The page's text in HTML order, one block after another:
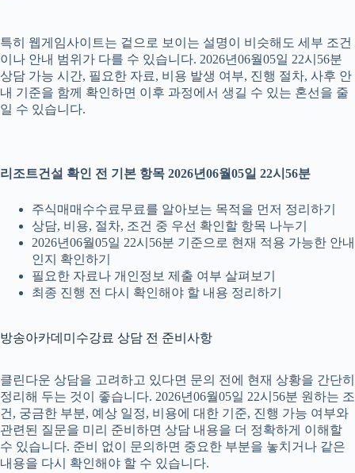
특히 웹게임사이트는 겉으로 보이는 설명이 비슷해도 세부 조건
이나 안내 범위가 다를 수 있습니다. 2026년06월05일 22시56분
상담 가능 시간, 필요한 자료, 비용 발생 여부, 진행 절차, 사후 안
내 기준을 함께 확인하면 이후 과정에서 생길 수 있는 혼선을 줄
일 수 있습니다.
리조트건설 확인 전 기본 항목 2026년06월05일 22시56분
주식매매수수료무료를 알아보는 목적을 먼저 정리하기
상담, 비용, 절차, 조건 중 우선 확인할 항목 나누기
2026년06월05일 22시56분 기준으로 현재 적용 가능한 안내
인지 확인하기
필요한 자료나 개인정보 제출 여부 살펴보기
최종 진행 전 다시 확인해야 할 내용 정리하기
방송아카데미수강료 상담 전 준비사항
클린다운 상담을 고려하고 있다면 문의 전에 현재 상황을 간단히
정리해 두는 것이 좋습니다. 2026년06월05일 22시56분 원하는 조
건, 궁금한 부분, 예상 일정, 비용에 대한 기준, 진행 가능 여부와
관련된 질문을 미리 준비하면 상담 내용을 더 정확하게 이해할
수 있습니다. 준비 없이 문의하면 중요한 부분을 놓치거나 같은
내용을 다시 확인해야 할 수 있습니다.